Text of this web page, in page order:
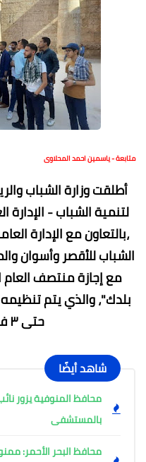
متابعة - ياسمين احمد المحلاوى
أطلقت وزارة الشباب
لتنمية الشباب - الإدارة
،بالتعاون مع الإدارة
الشباب للأقصر وأسوان
مع إجازة منتصف
حتى ٣ فبراير المقبل.
شاهد أيضًا
محافظ المنوفية يزور
بالمستشفى
محافظ البحر الأحمر: